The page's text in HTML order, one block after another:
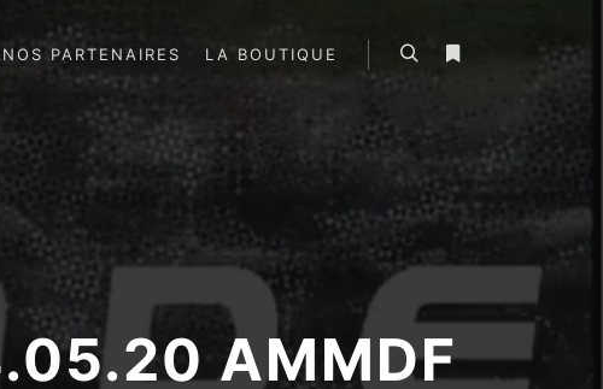
NOS PARTENAIRES LA BOUTIQUE
AMMDF